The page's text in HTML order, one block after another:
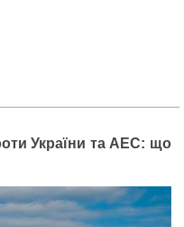
України та АЕС: що